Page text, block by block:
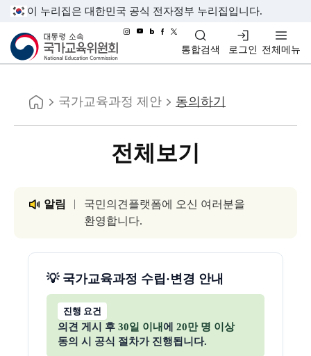
이 누리집은 대한민국 공식 전자정부 누리집입니다.
대통령소속 국가교육위원회
통합검색 로그인 전체메뉴
홈
국가교육과정 제안 동의하기
전체보기
알림
국민의견플랫폼에 오신 여러분을
환영합니다.
💡 국가교육과정 수립·변경 안내
진행 요건
의견 게시 후 30일 이내에 20만 명 이상
동의 시 공식 절차가 진행됩니다.